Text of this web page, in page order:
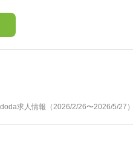
求人情報（2026/2/26〜2026/5/27